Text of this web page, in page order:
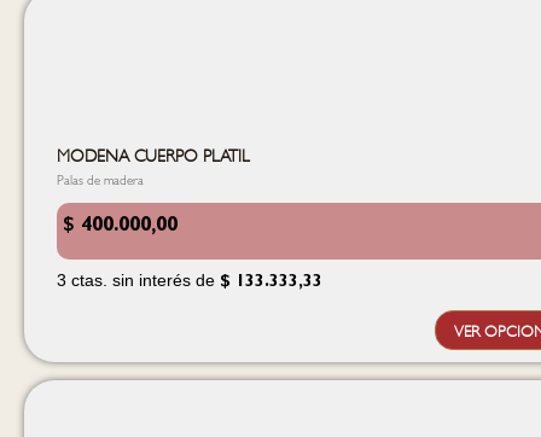
MODENA CUERPO PLATIL
Palas de madera
$ 400.000,00
3 ctas. sin interés de $133.333,33
VER